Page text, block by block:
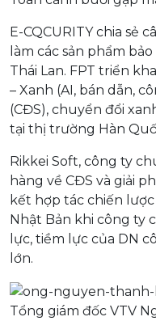
E-CQCURITY chia sẻ
làm các sản phẩm
Thái Lan. FPT triển
– Xanh (AI, bán dẫn,
(CĐS), chuyển đổi
tại thị trường Hàn
Rikkei Soft, công ty
hàng về CĐS và giải
kết hợp tác chiến
Nhật Bản khi công ty
lực, tiềm lực của DN
lớn.
Tổng giám đốc VTV